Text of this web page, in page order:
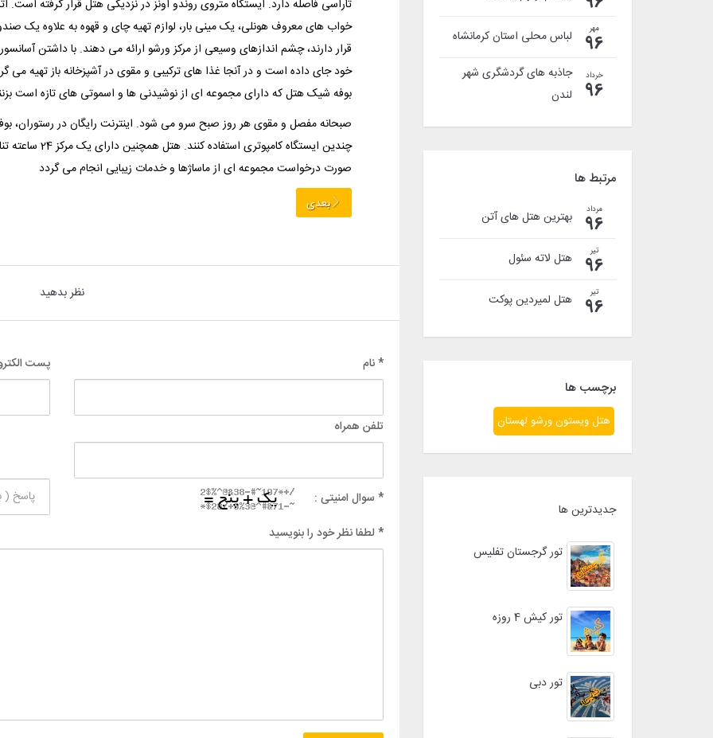
مهر
96 لباس محلی استان کرمانشاه
خرداد
96
جاذبه های گردشگری شهر
لندن
مرتبط ها
مرداد
96 بهترین هتل های آتن
تیر
96 هتل لاته سئول
تیر
96 هتل لمیردین پوکت
برچسب ها
هتل ویستون ورشو لهستان
جدیدترین ها
تور گرجستان تفلیس
تور کیش 4 روزه
تور دبی
تاراسی فاصله دارد. ایستگاه متروی روندو اونز در نزدیکی هتل قرار گرفته
خواب های معروف هونلی، یک مینی بار، لوازم تهیه چای و قهوه به علاوه یک
قرار دارند، چشم اندازهای وسیعی از مرکز ورشو ارائه می دهند. با داشتن
خود جای داده است و در آنجا غذا های ترکیبی و مقوی در آشپزخانه باز تهیه
بوفه شیک هتل که دارای مجموعه ای از نوشیدنی ها و اسموتی های تازه است
صبحانه مفصل و مقوی هر روز صبح سرو می شود. اینترنت رایگان در رستوران،
چندین ایستگاه
صورت درخواست مجموعه ای از ماساژها و خدمات زیبایی انجام می گردد
بعدی
نظر بدهید
* نام پست
تلفن همراه
* سوال امنیتی :
* لطفا نظر خود را بنویسید